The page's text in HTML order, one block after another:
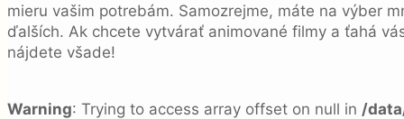
mieru vašim potrebám. Samozrejme, máte na výber
ďalších. Ak chcete vytvárať animované filmy a ťahá
nájdete všade!
Warning: Trying to access array offset on null in /